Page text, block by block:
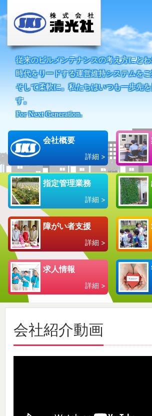
従来のビルメンテナンスの考え方にと
時代をリードする運営維持システムを
そして柔軟に。私たちはいつも一歩先
す。
For Next Generation.
会社概要
詳細 >
指定管理業務
詳細 >
障がい者支援
詳細 >
求人情報
詳細 >
会社紹介動画